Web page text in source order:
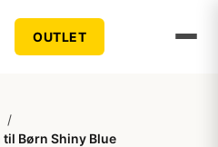
OUTLET
/
Børn Shiny Blue